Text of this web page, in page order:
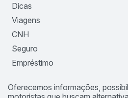
Dicas
Viagens
CNH
Seguro
Empréstimo
Oferecemos informações,